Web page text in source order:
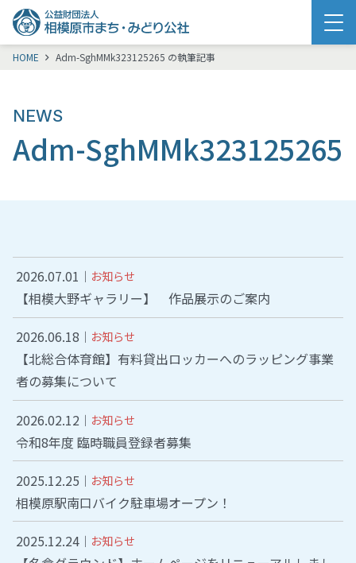
HOME Adm-SghMMk323125265 の執筆記事
NEWS
Adm-SghMMk323125265
【相模大野ギャラリー】 作品展示のご案内
2026.07.01 お知らせ
【北総合体育館】有料貸出ロッカーへのラッピング事業
者の募集について
2026.06.18 お知らせ
令和8年度 臨時職員登録者募集
2026.02.12 お知らせ
相模原駅南口バイク駐車場オープン！
2025.12.25 お知らせ
2025.12.24 お知らせ